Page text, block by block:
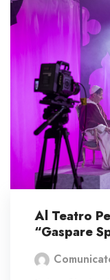
Al Teatro
“Gaspare